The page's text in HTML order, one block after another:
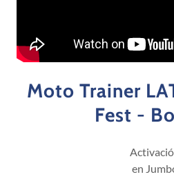
Moto Trainer
Fest -
en